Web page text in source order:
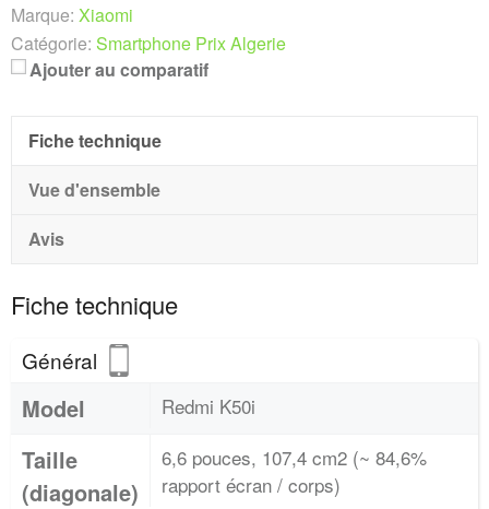
Marque: Xiaomi
Catégorie: Smartphone Prix Algerie
Ajouter au comparatif
Fiche technique
Vue d'ensemble
Avis
Fiche technique
Général
Model Redmi K50i
Taille
(diagonale)
6,6 pouces, 107,4 cm2 (~ 84,6%
rapport écran / corps)